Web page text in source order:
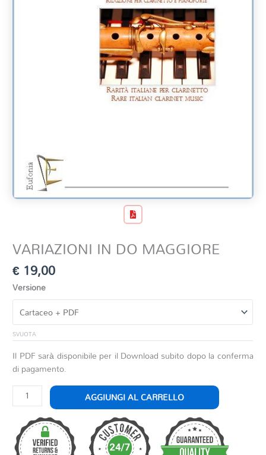
VARIAZIONI IN DO MAGGIORE
€ 19,00
Versione
SVUOTA
Il PDF sarà disponibile per il Download subito dopo la conferma
di pagamento.
VARIAZIONI
IN
MAGGIORE
quantità
AGGIUNGI AL CARRELLO